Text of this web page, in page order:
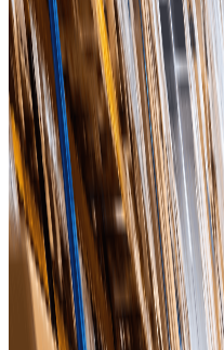
Повышение
Упорядочьте процесс
команде
инициативах, а не на
Улучшение отношений